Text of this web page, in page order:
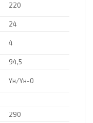
220
24
4
94,5
Yн/Yн-0
290